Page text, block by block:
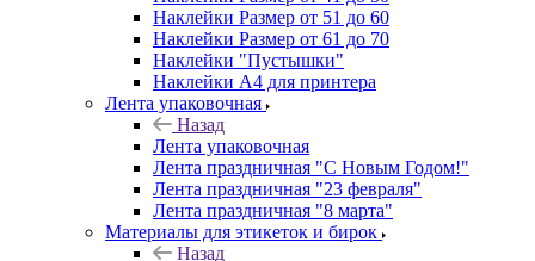
Наклейки Размер от 51 до 60
Наклейки Размер от 61 до 70
Наклейки "Пустышки"
Наклейки А4 для принтера
Лента упаковочная
Назад
Лента упаковочная
Лента праздничная "С Новым Годом!"
Лента праздничная "23 февраля"
Лента праздничная "8 марта"
Материалы для этикеток и бирок
Назад